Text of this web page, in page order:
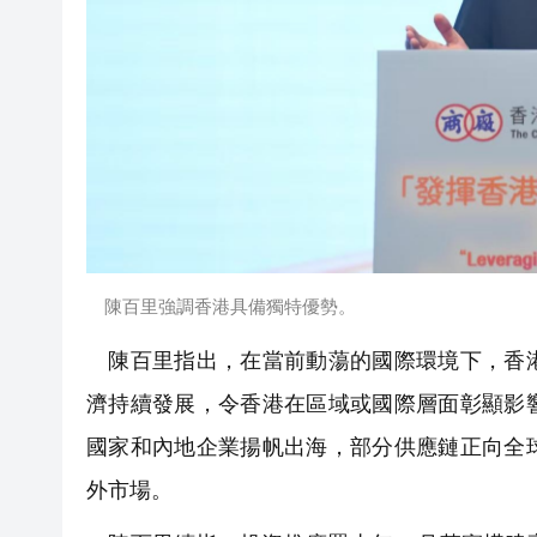
陳百里強調香港具備獨特優勢。
陳百里指出，在當前動蕩的國際環境下，香
濟持續發展，令香港在區域或國際層面彰顯
國家和內地企業揚帆出海，部分供應鏈正向
外市場。